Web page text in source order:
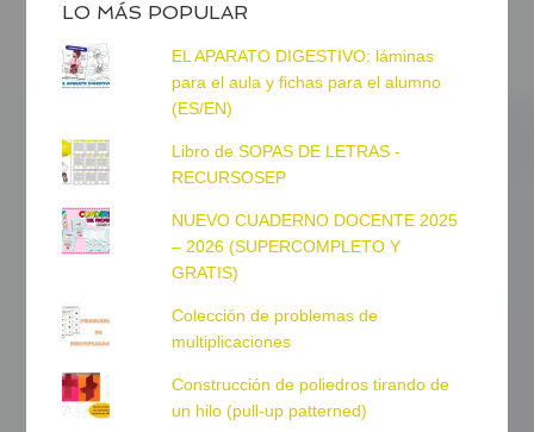
LO MÁS POPULAR
EL APARATO DIGESTIVO: láminas
para el aula y fichas para el alumno
(ES/EN)
Libro de SOPAS DE LETRAS -
RECURSOSEP
NUEVO CUADERNO DOCENTE 2025
– 2026 (SUPERCOMPLETO Y
GRATIS)
Colección de problemas de
multiplicaciones
Construcción de poliedros tirando de
un hilo (pull-up patterned)